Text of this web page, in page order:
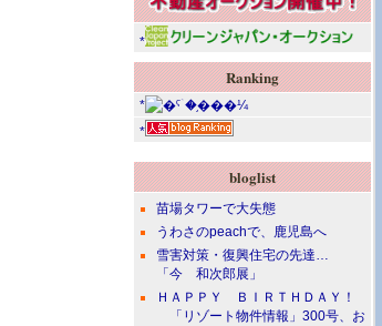
*
Ranking
*
*
bloglist
苗場タワーで大失態
うわさのpeachで、鹿児島へ
雪害対策・復興住宅の先達…
「今 和次郎展」
ＨＡＰＰＹ ＢＩＲＴＨＤＡＹ！
「リゾート物件情報」300号、お